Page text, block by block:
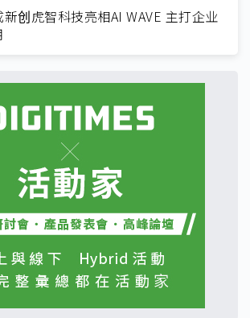
创虎智科技亮相AI WAVE 主打企业